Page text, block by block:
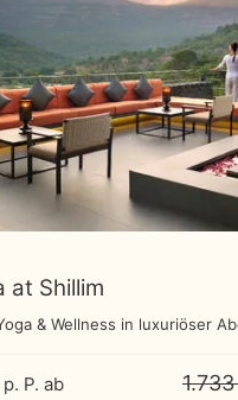
at Shillim
& Wellness in luxuriöser
P. ab